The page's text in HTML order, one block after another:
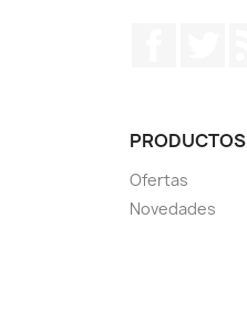
PRODUCTOS
Ofertas
Novedades